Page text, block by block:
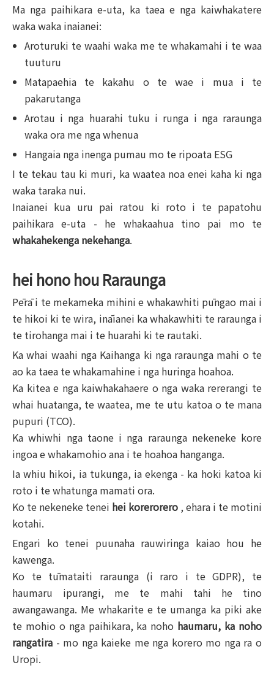
Ma nga paihikara e-uta, ka taea e nga kaiwhakatere
waka waka inaianei:
Aroturuki te waahi waka me te whakamahi i te waa
tuuturu
Matapaehia te kakahu o te wae i mua i te
pakarutanga
Arotau i nga huarahi tuku i runga i nga raraunga
waka ora me nga whenua
Hangaia nga inenga pumau mo te ripoata ESG
I te tekau tau ki muri, ka waatea noa enei kaha ki nga
waka taraka nui.
Inaianei kua uru pai ratou ki roto i te papatohu
paihikara e-uta - he whakaahua tino pai mo te
whakahekenga nekehanga.
hei hono hou Raraunga
Pērā i te mekameka mihini e whakawhiti pūngao mai i
te hikoi ki te wira, ināianei ka whakawhiti te raraunga i
te tirohanga mai i te huarahi ki te rautaki.
Ka whai waahi nga Kaihanga ki nga raraunga mahi o te
ao ka taea te whakamahine i nga huringa hoahoa.
Ka kitea e nga kaiwhakahaere o nga waka rererangi te
whai huatanga, te waatea, me te utu katoa o te mana
pupuri (TCO).
Ka whiwhi nga taone i nga raraunga nekeneke kore
ingoa e whakamohio ana i te hoahoa hanganga.
Ia whiu hikoi, ia tukunga, ia ekenga - ka hoki katoa ki
roto i te whatunga mamati ora.
Ko te nekeneke tenei hei korerorero , ehara i te motini
kotahi.
Engari ko tenei puunaha rauwiringa kaiao hou he
kawenga.
Ko te tūmataiti raraunga (i raro i te GDPR), te
haumaru ipurangi, me te mahi tahi he tino
awangawanga. Me whakarite e te umanga ka piki ake
te mohio o nga paihikara, ka noho haumaru, ka noho
rangatira - mo nga kaieke me nga korero mo nga ra o
Uropi.